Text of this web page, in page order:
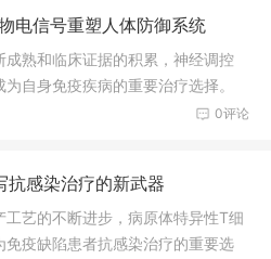
电信号重塑人体防御系统
熟和临床证据的积累，神经调控
自身免疫疾病的重要治疗选择。
计将达到180亿美元，为全球数千
0评论
抗感染治疗的新武器
艺的不断进步，病原体特异性T细
疫缺陷患者抗感染治疗的重要选